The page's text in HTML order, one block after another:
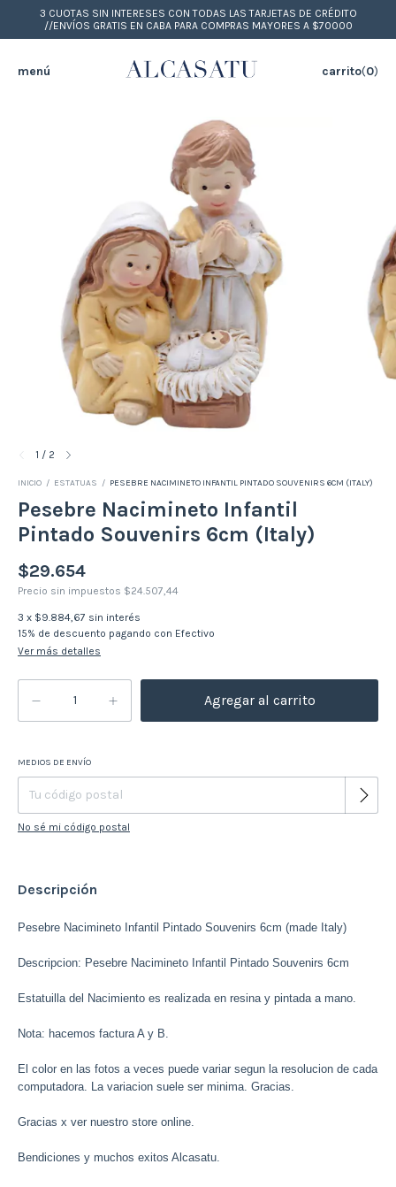
3 CUOTAS SIN INTERESES CON TODAS LAS TARJETAS DE CRÉDITO
//ENVÍOS GRATIS EN CABA PARA COMPRAS MAYORES A $70000
menú carrito(0)
1 / 2
INICIO / ESTATUAS / PESEBRE NACIMINETO INFANTIL PINTADO SOUVENIRS 6CM (ITALY)
Pesebre Nacimineto Infantil
Pintado Souvenirs 6cm (Italy)
$29.654
Precio sin impuestos $24.507,44
3 x $9.884,67 sin interés
15% de descuento pagando con Efectivo
Ver más detalles
Entregas para el CP:
MEDIOS DE ENVÍO
No sé mi código postal
Descripción
Pesebre Nacimineto Infantil Pintado Souvenirs 6cm (made Italy)
Descripcion: Pesebre Nacimineto Infantil Pintado Souvenirs 6cm
Estatuilla del Nacimiento es realizada en resina y pintada a mano.
Nota: hacemos factura A y B.
El color en las fotos a veces puede variar segun la resolucion de cada
computadora. La variacion suele ser minima. Gracias.
Gracias x ver nuestro store online.
Bendiciones y muchos exitos Alcasatu.